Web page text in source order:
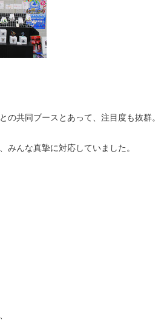
共同ブースとあって、注目度も抜群。
んな真摯に対応していました。